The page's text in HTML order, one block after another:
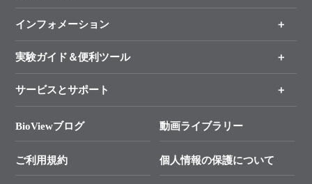
手法から製品を探す
新製品情報
オンライン注文
インフォメーション
キャンペーン
タカラバイオ各種会員募集のお知らせ
終売製品のお知らせ
価格改定のご案内
実験ガイド＆便利ツール
リアルタイムPCR実験のススメ
幹細胞・再生医療研究ガイド
クローニング実験ガイド
サービスとサポート
総合お問い合わせ
BioViewブログ 動画ライブラリー
ご利用規約 個人情報の保護について